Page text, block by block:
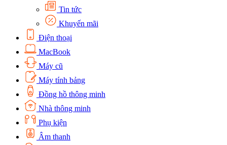
Tin tức
Khuyến mãi
Điện thoại
MacBook
Máy cũ
Máy tính bảng
Đồng hồ thông minh
Nhà thông minh
Phụ kiện
Âm thanh